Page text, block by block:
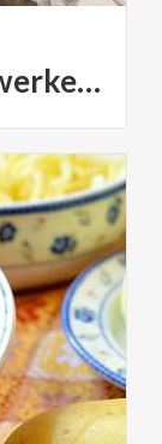
versaumenden Kunstwerke in der Lombardei